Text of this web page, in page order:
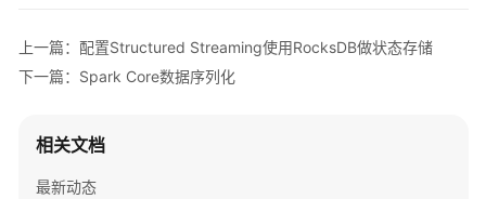
快
速
用
上一篇：配置Structured Streaming使用RocksDB做状态存储
下一篇：Spark Core数据序列化
相关文档
最新动态